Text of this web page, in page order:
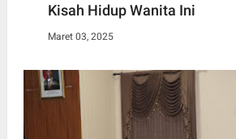
Kisah Hidup Wanita Ini
Maret 03, 2025